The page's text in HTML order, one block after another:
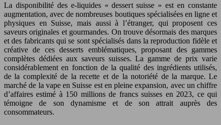
La disponibilité des e-liquides « dessert suisse » est en constante
augmentation, avec de nombreuses boutiques spécialisées en ligne et
physiques en Suisse, mais aussi à l’étranger, qui proposent ces
saveurs originales et gourmandes. On trouve désormais des marques
et des fabricants qui se sont spécialisés dans la reproduction fidèle et
créative de ces desserts emblématiques, proposant des gammes
complètes dédiées aux saveurs suisses. La gamme de prix varie
considérablement en fonction de la qualité des ingrédients utilisés,
de la complexité de la recette et de la notoriété de la marque. Le
marché de la vape en Suisse est en pleine expansion, avec un chiffre
d’affaires estimé à 150 millions de francs suisses en 2023, ce qui
témoigne de son dynamisme et de son attrait auprès des
consommateurs.